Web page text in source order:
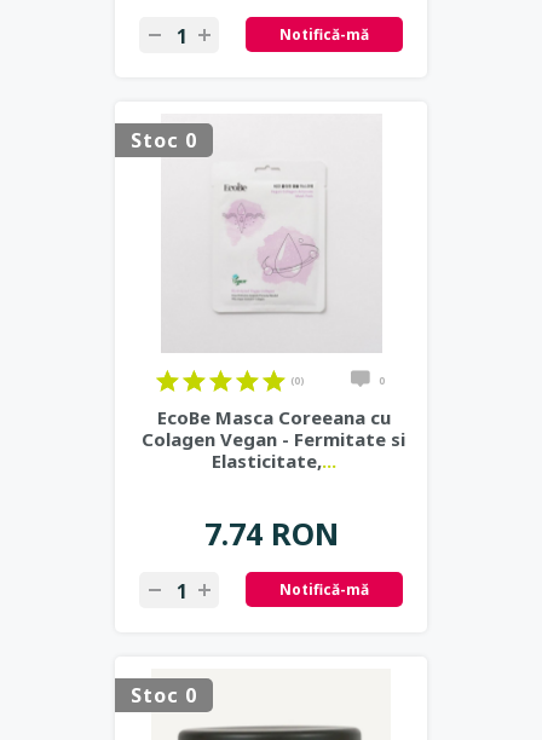
Notifică-mă
Stoc 0
(0) 0
EcoBe Masca Coreeana cu
Colagen Vegan - Fermitate si
Elasticitate,...
7.74 RON
Notifică-mă
Stoc 0